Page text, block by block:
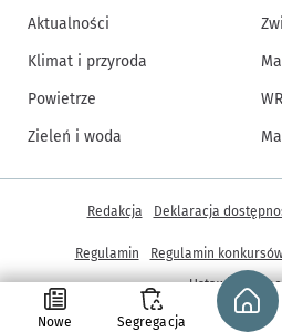
Nowe Segregacja
Aktualności
Klimat i przyroda
Powietrze
Zieleń i woda
© Copyright 2005-2026, ARAW
Inne informacje
Redakcja Deklaracja
Regulamin Regulamin
Ustawienia